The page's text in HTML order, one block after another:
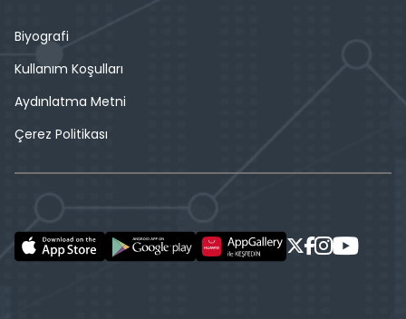
Biyografi
Kullanım Koşulları
Aydınlatma Metni
Çerez Politikası